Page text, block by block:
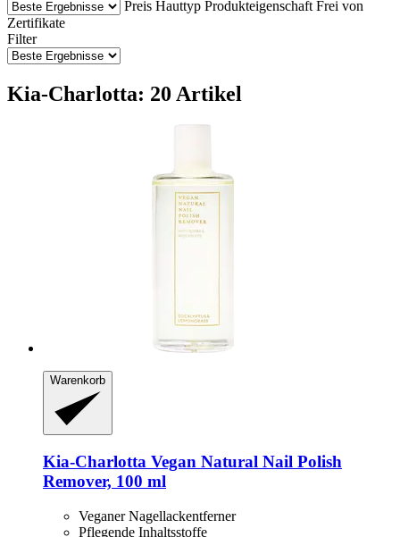
Preis Hauttyp Produkteigenschaft Frei von
Zertifikate
Filter
Kia-Charlotta: 20 Artikel
Warenkorb
Kia-Charlotta Vegan Natural Nail Polish
Remover, 100 ml
Veganer Nagellackentferner
Pflegende Inhaltsstoffe